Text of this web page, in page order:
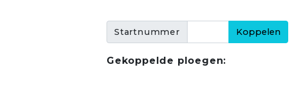
Startnummer
Gekoppelde ploegen: